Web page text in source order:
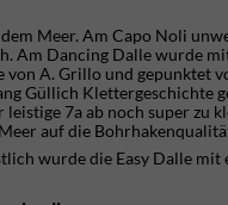
Meer. Am Capo Noli
Am Dancing Dalle wurde
von A. Grillo und gepunktet
Güllich Klettergeschichte
leistige 7a ab noch super zu
auf die
wurde die Easy Dalle mit